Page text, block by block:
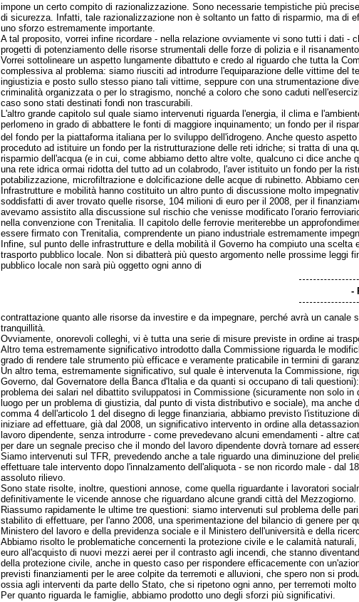
impone un certo compito di razionalizzazione. Sono necessarie tempistiche più
di sicurezza. Infatti, tale razionalizzazione non è soltanto un fatto di risparmio, ma di
uno sforzo estremamente importante.
A tal proposito, vorrei infine ricordare - nella relazione ovviamente vi sono tutti i dati -
progetti di potenziamento delle risorse strumentali delle forze di polizia e il
Vorrei sottolineare un aspetto lungamente dibattuto e credo al riguardo che tutta la
complessiva al problema: siamo riusciti ad introdurre l'equiparazione delle vittime del
ingiustizia e posto sullo stesso piano tali vittime, seppure con una strumentazione
criminalità organizzata o per lo stragismo, nonché a coloro che sono caduti
caso sono stati destinati fondi non trascurabili.
L'altro grande capitolo sul quale siamo intervenuti riguarda l'energia, il clima e
perlomeno in grado di abbattere le fonti di maggiore inquinamento; un fondo per il
del fondo per la piattaforma italiana per lo sviluppo dell'idrogeno. Anche questo
proceduto ad istituire un fondo per la ristrutturazione delle reti idriche; si tratta di una
risparmio dell'acqua (e in cui, come abbiamo detto altre volte, qualcuno ci dice
una rete idrica ormai ridotta del tutto ad un colabrodo, l'aver istituito un fondo per la
potabilizzazione, microfiltrazione e dolcificazione delle acque di rubinetto. Abbiamo
Infrastrutture e mobilità hanno costituito un altro punto di discussione molto
soddisfatti di aver trovato quelle risorse, 104 milioni di euro per il 2008, per il
avevamo assistito alla discussione sul rischio che venisse modificato l'orario
nella convenzione con Trenitalia. Il capitolo delle ferrovie meriterebbe un
essere firmato con Trenitalia, comprendente un piano industriale estremamente
Infine, sul punto delle infrastrutture e della mobilità il Governo ha compiuto una
trasporto pubblico locale. Non si dibatterà più questo argomento nelle prossime leggi
pubblico locale non sarà più oggetto ogni anno di
contrattazione quanto alle risorse da investire e da impegnare, perché avrà un
tranquillità.
Ovviamente, onorevoli colleghi, vi è tutta una serie di misure previste in ordine ai
Altro tema estremamente significativo introdotto dalla Commissione riguarda le
grado di rendere tale strumento più efficace e veramente praticabile in termini di
Un altro tema, estremamente significativo, sul quale è intervenuta la Commissione,
Governo, dal Governatore della Banca d'Italia e da quanti si occupano di tali
problema dei salari nel dibattito sviluppatosi in Commissione (sicuramente non solo
luogo per un problema di giustizia, dal punto di vista distributivo e sociale), ma
comma 4 dell'articolo 1 del disegno di legge finanziaria, abbiamo previsto
iniziare ad effettuare, già dal 2008, un significativo intervento in ordine alla
lavoro dipendente, senza introdurre - come prevedevano alcuni emendamenti - altre
per dare un segnale preciso che il mondo del lavoro dipendente dovrà tornare ad
Siamo intervenuti sul TFR, prevedendo anche a tale riguardo una diminuzione del
effettuare tale intervento dopo l'innalzamento dell'aliquota - se non ricordo male - dal
assoluto rilievo.
Sono state risolte, inoltre, questioni annose, come quella riguardante i lavoratori
definitivamente le vicende annose che riguardano alcune grandi città del Mezzogiorno.
Riassumo rapidamente le ultime tre questioni: siamo intervenuti sul problema delle
stabilito di effettuare, per l'anno 2008, una sperimentazione del bilancio di genere
Ministero del lavoro e della previdenza sociale e il Ministero dell'università e della
Abbiamo risolto le problematiche concernenti la protezione civile e le calamità
euro all'acquisto di nuovi mezzi aerei per il contrasto agli incendi, che stanno
della protezione civile, anche in questo caso per rispondere efficacemente con
previsti finanziamenti per le aree colpite da terremoti e alluvioni, che spero non si
ossia agli interventi da parte dello Stato, che si ripetono ogni anno, per terremoti
Per quanto riguarda le famiglie, abbiamo prodotto uno degli sforzi più significativi.